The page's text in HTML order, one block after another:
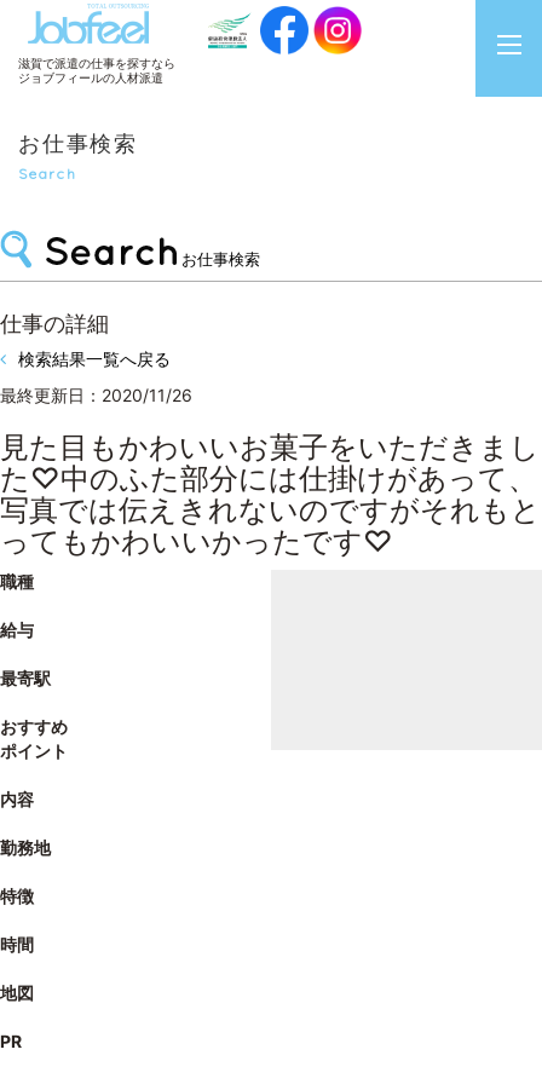
JobFeel
滋賀で派遣の仕事を探すなら
ジョブフィールの人材派遣
お仕事検索
Search
お仕事検索
仕事の詳細
検索結果一覧へ戻る
最終更新日：2020/11/26
見た目もかわいいお菓子をいただきまし
た♡中のふた部分には仕掛けがあって、
写真では伝えきれないのですがそれもと
ってもかわいいかったです♡
職種
給与
最寄駅
おすすめ
ポイント
内容
勤務地
特徴
時間
地図
PR